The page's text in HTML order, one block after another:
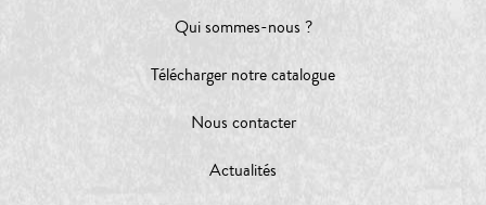
Qui sommes-nous ?
Télécharger notre catalogue
Nous contacter
Actualités